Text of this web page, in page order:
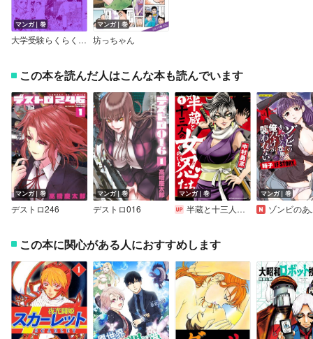
マンガ｜巻
大学受験らくらくブック 古文
マンガ｜巻
坊っちゃん
この本を読んだ人はこんな本も読んでいます
マンガ｜巻
デストロ246
マンガ｜巻
デストロ016
マンガ｜巻
半蔵と十三人の女忍たち
マンガ｜巻
ゾンビのあふれた世界で俺だけが襲われない 時子
この本に関心がある人におすすめします